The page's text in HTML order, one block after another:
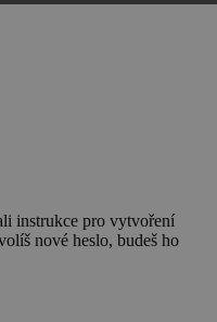
instrukce pro vytvoření
nové heslo, budeš ho